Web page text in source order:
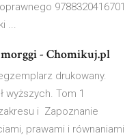
9788320416701
...
- Chomikuj.pl
drukowany.
wyższych. Tom 1
i Zapoznanie
prawami i równaniami